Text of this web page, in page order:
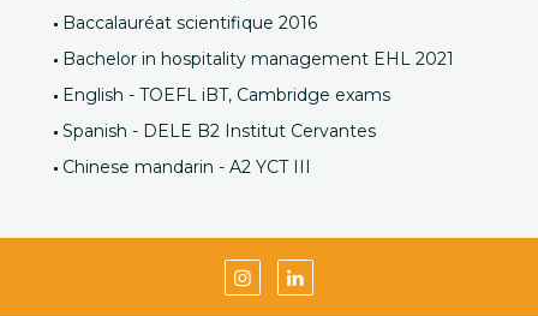
Baccalauréat scientifique 2016
Bachelor in hospitality management EHL 2021
English - TOEFL iBT, Cambridge exams
Spanish - DELE B2 Institut Cervantes
Chinese mandarin - A2 YCT III